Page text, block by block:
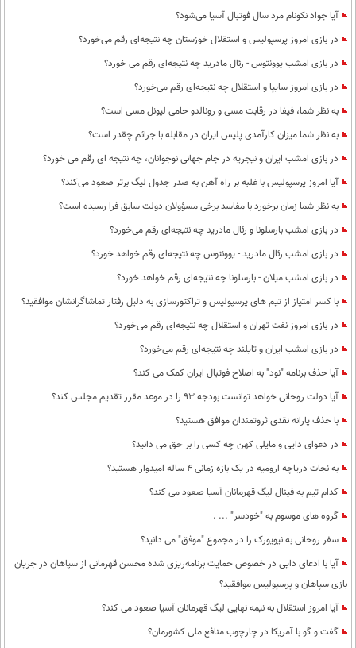
آیا جواد نکونام مرد سال فوتبال آسیا می‌شود؟
در بازی امروز پرسپولیس و استقلال خوزستان چه نتیجه‌ای رقم می‌خورد؟
در بازی امشب یوونتوس - رئال مادرید چه نتیجه‌ای رقم می خورد؟
در بازی امروز سایپا و استقلال چه نتیجه‌ای رقم می‌خورد؟
به نظر شما، فیفا در رقابت مسی و رونالدو حامی لیونل مسی است؟
به نظر شما میزان کارآمدی پلیس ایران در مقابله با جرائم چقدر است؟
در بازی امشب ایران و نیجریه در جام جهانی نوجوانان، چه نتیجه ای رقم می خورد؟
آیا امروز پرسپولیس با غلبه بر راه آهن به صدر جدول لیگ برتر صعود می‌کند؟
به نظر شما زمان برخورد با مفاسد برخی مسؤولان دولت سابق فرا رسیده است؟
در بازی امشب بارسلونا و رئال مادرید چه نتیجه‌ای رقم می‌خورد؟
در بازی امشب رئال مادرید - یوونتوس چه نتیجه‌ای رقم خواهد خورد؟
در بازی امشب میلان - بارسلونا چه نتیجه‌ای رقم خواهد خورد؟
با کسر امتیاز از تیم های پرسپولیس و تراکتورسازی به دلیل رفتار تماشاگرانشان موافقید؟
در بازی امروز نفت تهران و استقلال چه نتیجه‌ای رقم می‌خورد؟
در بازی امشب ایران و تایلند چه نتیجه‌ای رقم می‌خورد؟
آیا حذف برنامه "نود" به اصلاح فوتبال ایران کمک می کند؟
آیا دولت روحانی خواهد توانست بودجه 93 را در موعد مقرر تقدیم مجلس کند؟
با حذف یارانه نقدی ثروتمندان موافق هستید؟
در دعوای دایی و مایلی کهن چه کسی را بر حق می دانید؟
به نجات دریاچه ارومیه در یک بازه زمانی 4 ساله امیدوار هستید؟
کدام تیم به فینال لیگ قهرمانان آسیا صعود می کند؟
گروه های موسوم به "خودسر" ... .
سفر روحانی به نیویورک را در مجموع "موفق" می دانید؟
آیا با ادعای دایی در خصوص حمایت برنامه‌ریزی شده محسن قهرمانی از سپاهان در جریان
بازی سپاهان و پرسپولیس موافقید؟
آیا امروز استقلال به نیمه نهایی لیگ قهرمانان آسیا صعود می کند؟
گفت و گو با آمریکا در چارچوب منافع ملی کشورمان؟